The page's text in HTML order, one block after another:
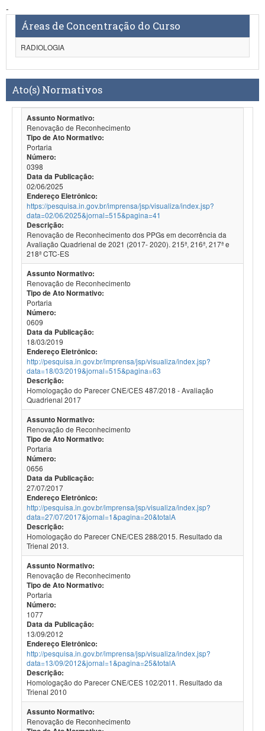
-
Áreas de Concentração do Curso
RADIOLOGIA
Ato(s) Normativos
Assunto Normativo:
Renovação de Reconhecimento
Tipo de Ato Normativo:
Portaria
Número:
0398
Data da Publicação:
02/06/2025
Endereço Eletrônico:
https://pesquisa.in.gov.br/imprensa/jsp/visualiza/index.jsp?
data=02/06/2025&jornal=515&pagina=41
Descrição:
Renovação de Reconhecimento dos PPGs em decorrência da
Avaliação Quadrienal de 2021 (2017- 2020). 215ª, 216ª, 217ª e
218ª CTC-ES
Assunto Normativo:
Renovação de Reconhecimento
Tipo de Ato Normativo:
Portaria
Número:
0609
Data da Publicação:
18/03/2019
Endereço Eletrônico:
http://pesquisa.in.gov.br/imprensa/jsp/visualiza/index.jsp?
data=18/03/2019&jornal=515&pagina=63
Descrição:
Homologação do Parecer CNE/CES 487/2018 - Avaliação
Quadrienal 2017
Assunto Normativo:
Renovação de Reconhecimento
Tipo de Ato Normativo:
Portaria
Número:
0656
Data da Publicação:
27/07/2017
Endereço Eletrônico:
http://pesquisa.in.gov.br/imprensa/jsp/visualiza/index.jsp?
data=27/07/2017&jornal=1&pagina=20&totalA
Descrição:
Homologação do Parecer CNE/CES 288/2015. Resultado da
Trienal 2013.
Assunto Normativo:
Renovação de Reconhecimento
Tipo de Ato Normativo:
Portaria
Número:
1077
Data da Publicação:
13/09/2012
Endereço Eletrônico:
http://pesquisa.in.gov.br/imprensa/jsp/visualiza/index.jsp?
data=13/09/2012&jornal=1&pagina=25&totalA
Descrição:
Homologação do Parecer CNE/CES 102/2011. Resultado da
Trienal 2010
Assunto Normativo:
Renovação de Reconhecimento